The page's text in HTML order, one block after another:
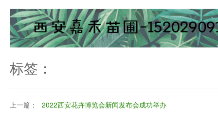
标签：
上一篇： 2022西安花卉博览会新闻发布会成功举办